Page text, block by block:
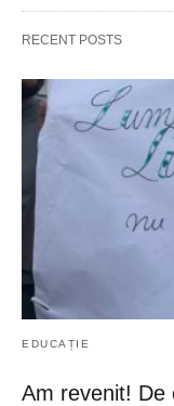
RECENT POSTS
EDUCAȚIE
Am revenit! De